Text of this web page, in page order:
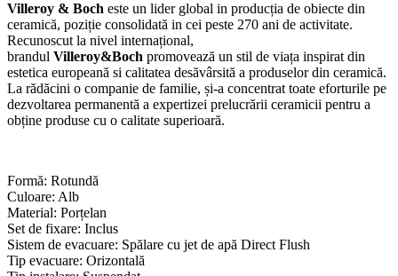
Villeroy & Boch este un lider global in producția de obiecte din
ceramică, poziție consolidată in cei peste 270 ani de activitate.
Recunoscut la nivel internațional,
brandul Villeroy&Boch promovează un stil de viața inspirat din
estetica europeană si calitatea desăvârsită a produselor din ceramică.
La rădăcini o companie de familie, și-a concentrat toate eforturile pe
dezvoltarea permanentă a expertizei prelucrării ceramicii pentru a
obține produse cu o calitate superioară.
Formă: Rotundă
Culoare: Alb
Material: Porțelan
Set de fixare: Inclus
Sistem de evacuare: Spălare cu jet de apă Direct Flush
Tip evacuare: Orizontală